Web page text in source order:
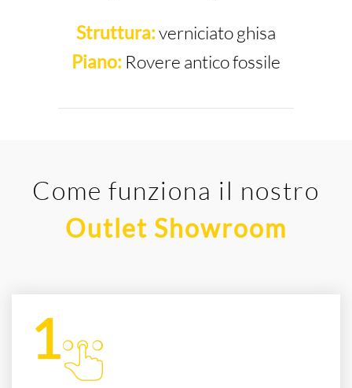
Struttura:verniciato ghisa
Piano: Rovere antico fossile
Come funziona il nostro
Outlet Showroom